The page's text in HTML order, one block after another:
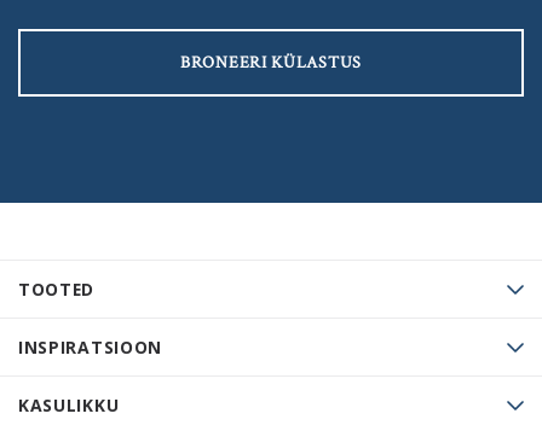
TOOTED
INSPIRATSIOON
KASULIKKU
BRONEERI KÜLASTUS